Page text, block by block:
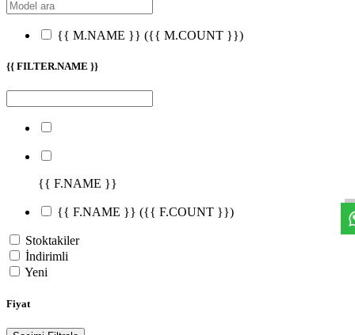
{{ M.NAME }} ({{ M.COUNT }})
{{ FILTER.NAME }}
{{ F.NAME }}
{{ F.NAME }} ({{ F.COUNT }})
Stoktakiler
İndirimli
Yeni
Fiyat